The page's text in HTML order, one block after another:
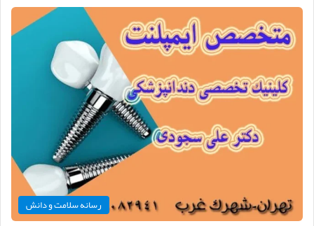
رسانه سلامت و دانش